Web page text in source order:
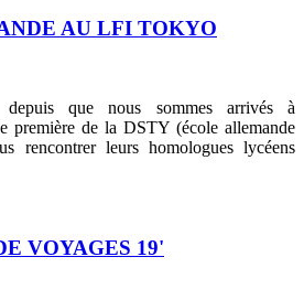
AU LFI TOKYO
depuis que nous sommes arrivés à
première de la DSTY (école allemande
rencontrer leurs homologues lycéens
VOYAGES 19'